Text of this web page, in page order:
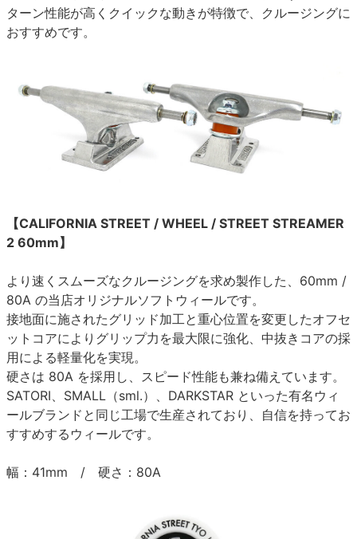
ターン性能が高くクイックな動きが特徴で、クルージングに
おすすめです。
【CALIFORNIA STREET / WHEEL / STREET STREAMER
2 60mm】
より速くスムーズなクルージングを求め製作した、60mm /
80A の当店オリジナルソフトウィールです。
接地面に施されたグリッド加工と重心位置を変更したオフセ
ットコアによりグリップ力を最大限に強化、中抜きコアの採
用による軽量化を実現。
硬さは 80A を採用し、スピード性能も兼ね備えています。
SATORI、SMALL（sml.）、DARKSTAR といった有名ウィ
ールブランドと同じ工場で生産されており、自信を持ってお
すすめするウィールです。
幅：41mm / 硬さ：80A